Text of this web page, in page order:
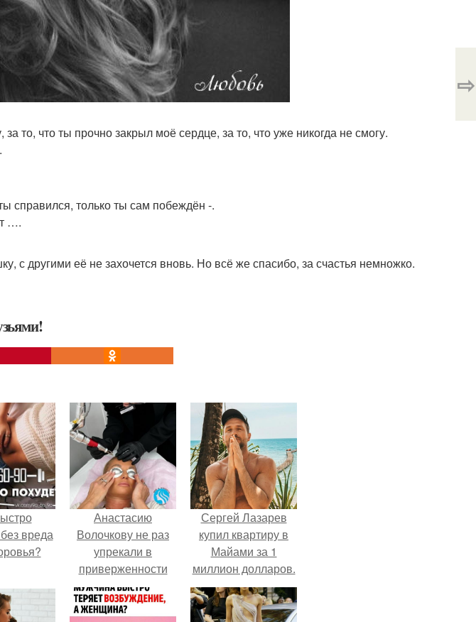
то, что ты прочно закрыл моё сердце, за то, что уже никогда не смогу.
справился, только ты сам побеждён -.
….
с другими её не захочется вновь. Но всё же спасибо, за счастья немножко.
⇨
вреда
Анастасию
Волочкову не раз
упрекали в
приверженности
устаревшим бьюти -
процедурам.
Сергей Лазарев
купил квартиру в
Майами за 1
миллион долларов.